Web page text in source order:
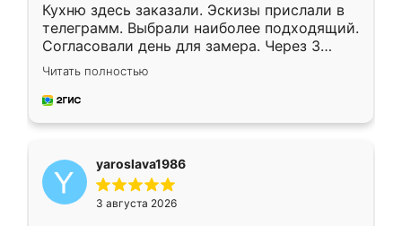
Кухню здесь заказали. Эскизы прислали в
телеграмм. Выбрали наиболее подходящий.
Согласовали день для замера. Через 3
недели кухня была уже готова. Остались
довольны работой. Спасибо Ренессанс
мебель за качественную работу!
Читать полностью
yaroslava1986
3 августа 2026